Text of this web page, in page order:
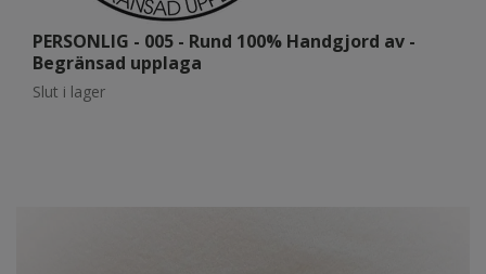
PERSONLIG - 005 - Rund 100% Handgjord av -
Begränsad upplaga
Slut i lager